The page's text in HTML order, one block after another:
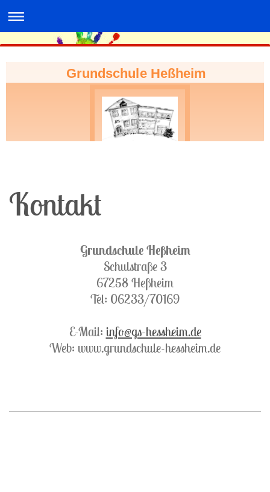
Grundschule Heßheim
Kontakt
Grundschule Heßheim
Schulstraße 3
67258 Heßheim
Tel: 06233/70169
E-Mail: info@gs-hessheim.de
Web: www.grundschule-hessheim.de